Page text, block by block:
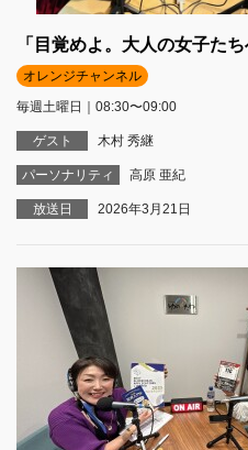
「目覚めよ。大人の女子たち
オレンジチャンネル
毎週土曜日｜08:30〜09:00
ゲスト 木村 秀継
パーソナリティ 高原 亜紀
放送日 2026年3月21日